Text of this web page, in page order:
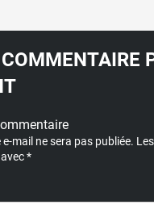
mail ne sera pas publiée.
*